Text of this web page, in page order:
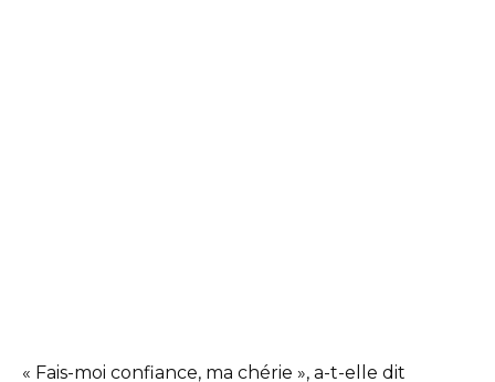
« Fais-moi confiance, ma chérie », a-t-elle dit